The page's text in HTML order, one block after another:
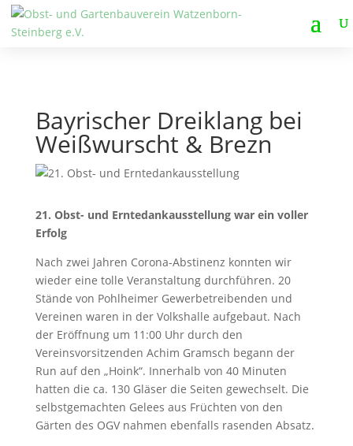
Bayrischer Dreiklang bei
Weißwurscht & Brezn
21. Obst- und Erntedankausstellung war ein voller
Erfolg
Nach zwei Jahren Corona-Abstinenz konnten wir
wieder eine tolle Veranstaltung durchführen. 20
Stände von Pohlheimer Gewerbetreibenden und
Vereinen waren in der Volkshalle aufgebaut. Nach
der Eröffnung um 11:00 Uhr durch den
Vereinsvorsitzenden Achim Gramsch begann der
Run auf den „Hoink“. Innerhalb von 40 Minuten
hatten die ca. 130 Gläser die Seiten gewechselt. Die
selbstgemachten Gelees aus Früchten von den
Gärten des OGV nahmen ebenfalls rasenden Absatz.